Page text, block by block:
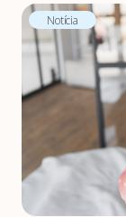
Notícia